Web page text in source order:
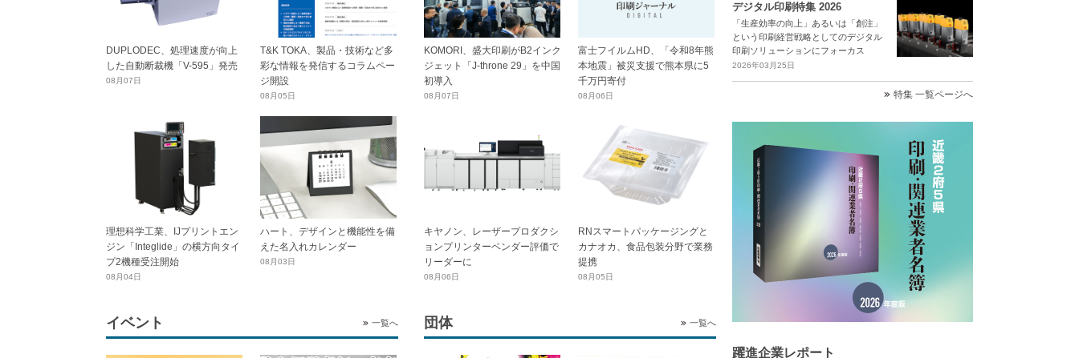
DUPLODEC、処理速度が向上
した自動断裁機「V-595」発売
08月07日
T&K TOKA、製品・技術など多
彩な情報を発信するコラムペー
ジ開設
08月05日
理想科学工業、IJプリントエン
ジン「Integlide」の横方向タイ
プ2機種受注開始
08月04日
ハート、デザインと機能性を備
えた名入れカレンダー
08月03日
KOMORI、盛大印刷がB2インク
ジェット「J-throne 29」を中国
初導入
08月07日
富士フイルムHD、「令和8年熊
本地震」被災支援で熊本県に5
千万円寄付
08月06日
キヤノン、レーザープロダクシ
ョンプリンターベンダー評価で
リーダーに
08月06日
RNスマートパッケージングと
カナオカ、食品包装分野で業務
提携
08月05日
イベント 一覧へ 団体 一覧へ
デジタル印刷特集 2026
「生産効率の向上」あるいは「創注」
という印刷経営戦略としてのデジタル
印刷ソリューションにフォーカス
2026年03月25日
特集 一覧ページへ
躍進企業レポート